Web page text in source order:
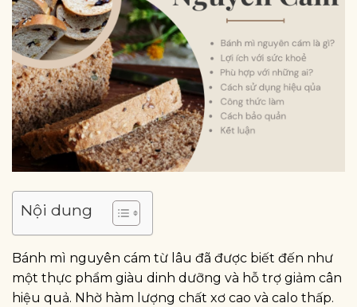
Nội dung
Bánh mì nguyên cám từ lâu đã được biết đến như
một thực phẩm giàu dinh dưỡng và hỗ trợ giảm cân
hiệu quả. Nhờ hàm lượng chất xơ cao và calo thấp.